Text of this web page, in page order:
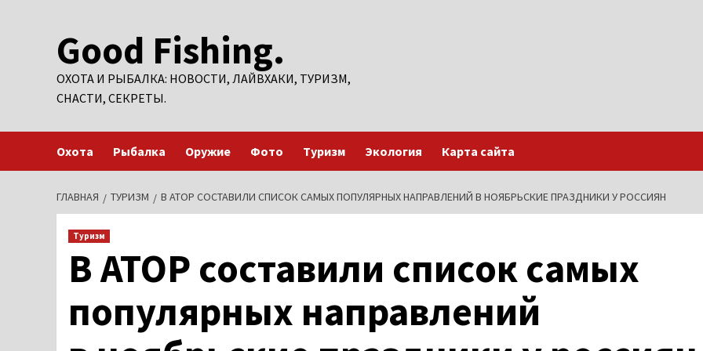
содержимомуGood Fishing.
ОХОТА И РЫБАЛКА: НОВОСТИ, ЛАЙВХАКИ, ТУРИЗМ,
СНАСТИ, СЕКРЕТЫ.
Охота Рыбалка Оружие Фото Туризм Экология Карта сайта
ГЛАВНАЯ ТУРИЗМ В АТОР СОСТАВИЛИ СПИСОК САМЫХ ПОПУЛЯРНЫХ НАПРАВЛЕНИЙ В НОЯБРЬСКИЕ ПРАЗДНИКИ У РОССИЯН
Туризм
В АТОР составили список самых
популярных направлений